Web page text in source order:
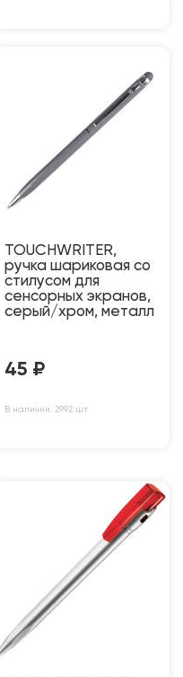
TOUCHWRITER,
ручка шариковая со
стилусом для
сенсорных экранов,
серый/хром, металл
45 ₽
В наличии: 2992 шт